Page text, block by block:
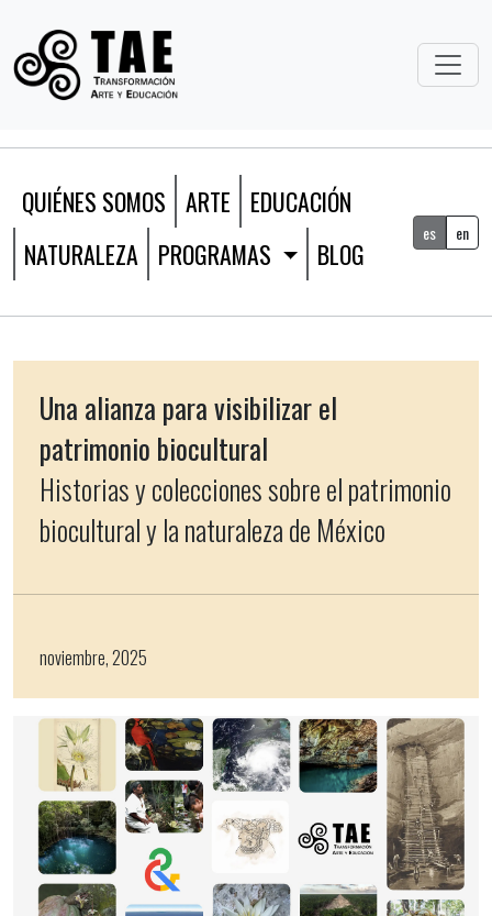
QUIÉNES SOMOS ARTE
EDUCACIÓN
NATURALEZA
PROGRAMAS BLOG
es en
Una alianza para visibilizar el
patrimonio biocultural
Historias y colecciones sobre el patrimonio
biocultural y la naturaleza de México
noviembre, 2025